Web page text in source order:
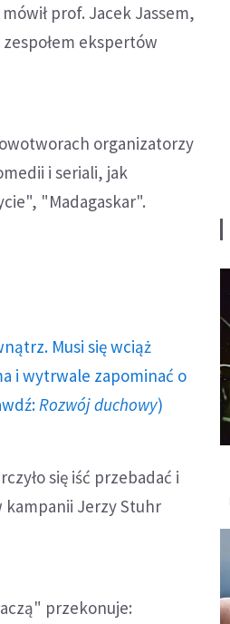
prof. Jacek Jassem,
ekspertów
organizatorzy
i seriali, jak
"Madagaskar".
Musi się wciąż
i wytrwale zapominać o
Rozwój duchowy)
się iść przebadać i
kampanii Jerzy Stuhr
przekonuje: